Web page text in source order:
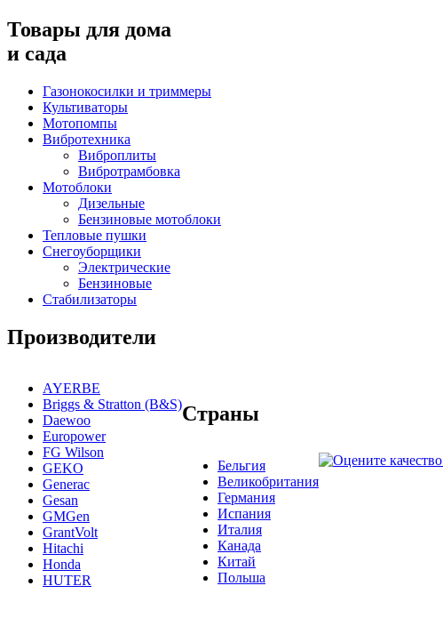
Товары для дома
и сада
Газонокосилки и триммеры
Культиваторы
Мотопомпы
Вибротехника
Виброплиты
Вибротрамбовка
Мотоблоки
Дизельные
Бензиновые мотоблоки
Тепловые пушки
Снегоуборщики
Электрические
Бензиновые
Стабилизаторы
Производители
AYERBE
Briggs & Stratton (B&S)
Daewoo
Europower
FG Wilson
GEKO
Generac
Gesan
GMGen
GrantVolt
Hitachi
Honda
HUTER
Страны
Бельгия
Великобритания
Германия
Испания
Италия
Канада
Китай
Польша